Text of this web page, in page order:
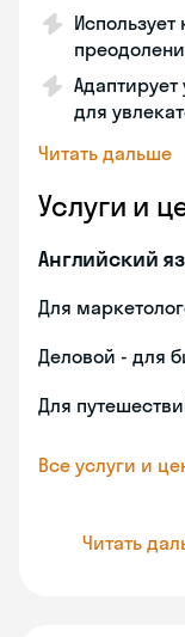
для
Читать дальше
Услуги и
Английский
Для
Деловой - для
Для
Все услуги и
Читать